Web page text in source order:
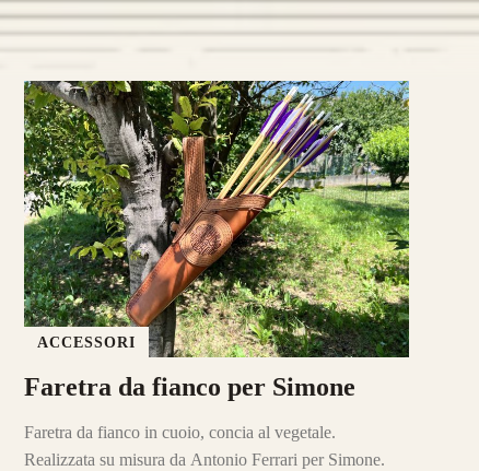
ACCESSORI
Faretra da fianco per Simone
Faretra da fianco in cuoio, concia al vegetale.
Realizzata su misura da Antonio Ferrari per Simone.